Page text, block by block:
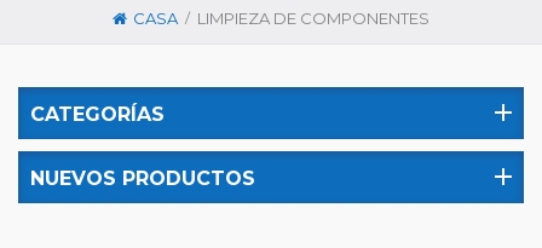
CASA / LIMPIEZA DE COMPONENTES
CATEGORÍAS
NUEVOS PRODUCTOS